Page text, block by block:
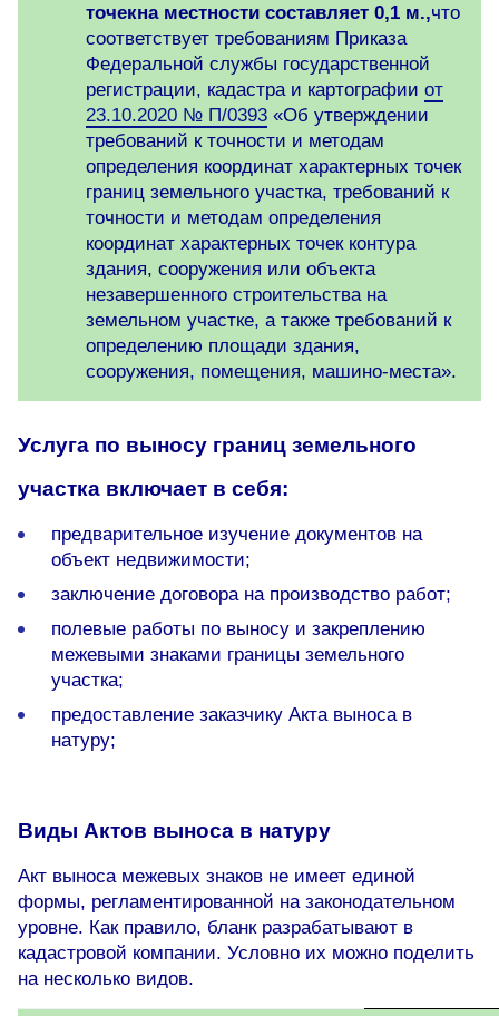
точекна местности составляет 0,1 м.,что
соответствует требованиям Приказа
Федеральной службы государственной
регистрации, кадастра и картографии от
23.10.2020 № П/0393 «Об утверждении
требований к точности и методам
определения координат характерных точек
границ земельного участка, требований к
точности и методам определения
координат характерных точек контура
здания, сооружения или объекта
незавершенного строительства на
земельном участке, а также требований к
определению площади здания,
сооружения, помещения, машино-места».
Услуга по выносу границ земельного
участка включает в себя:
предварительное изучение документов на
объект недвижимости;
заключение договора на производство работ;
полевые работы по выносу и закреплению
межевыми знаками границы земельного
участка;
предоставление заказчику Акта выноса в
натуру;
Виды Актов выноса в натуру
Акт выноса межевых знаков не имеет единой
формы, регламентированной на законодательном
уровне. Как правило, бланк разрабатывают в
кадастровой компании. Условно их можно поделить
на несколько видов.